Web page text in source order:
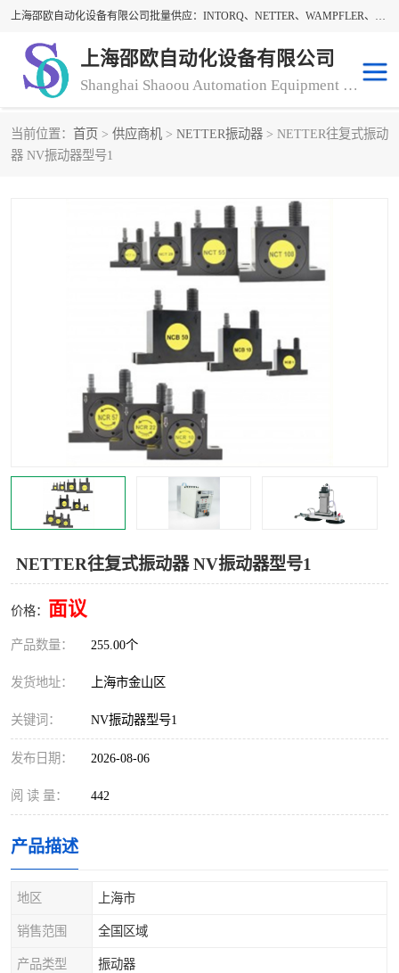
上海邵欧自动化设备有限公司批量供应：INTORQ、NETTER、WAMPFLER、WARNER、WICHITA、三菱离合器、warner离合器、NETTER振动器、WAMPFLER滑触线。上海邵欧自动化设备有限公司提供创新技术与产品解决方案，让客户享有高性价比，优质的产品和服务，我们坚持以持续技术和服务创新为客户不断创造价值。欢迎来电咨询！
上海邵欧自动化设备有限公司
Shanghai Shaoou Automation Equipment Co., Ltd
当前位置： 首页 > 供应商机 > NETTER振动器 > NETTER往复式振动
器 NV振动器型号1
NETTER往复式振动器 NV振动器型号1
价格： 面议
产品数量： 255.00个
发货地址： 上海市金山区
关键词： NV振动器型号1
发布日期： 2026-08-06
阅 读 量： 442
产品描述
地区 上海市
销售范围 全国区域
产品类型 振动器
warner离合器
三菱离合器
DAYTON
carlson制动器
MACH III离合器 CLEVELAND
Magnetic制动器
WAMPFLER滑触线 BOSTON
WICHITA Cleveland 张力控制器
Warner Linear